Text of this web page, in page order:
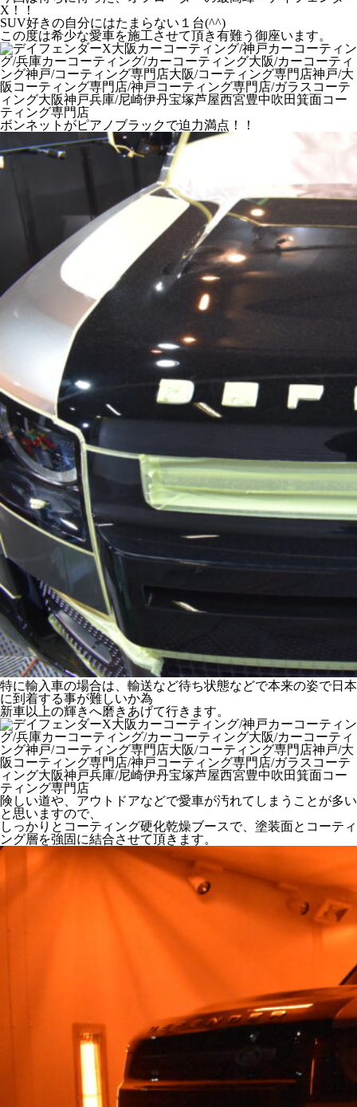
X！！
SUV好きの自分にはたまらない１台(^^)
この度は希少な愛車を施工させて頂き有難う御座います。
ボンネットがピアノブラックで迫力満点！！
特に輸入車の場合は、輸送など待ち状態などで本来の姿で日本
に到着する事が難しいか為
新車以上の輝きへ磨きあげて行きます。
険しい道や、アウトドアなどで愛車が汚れてしまうことが多い
と思いますので、
しっかりとコーティング硬化乾燥ブースで、塗装面とコーティ
ング層を強固に結合させて頂きます。